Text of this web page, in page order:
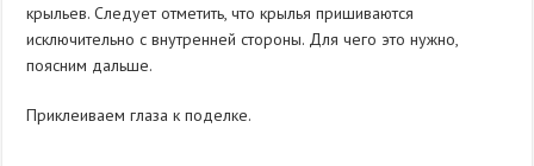
крыльев. Следует отметить, что крылья пришиваются
исключительно с внутренней стороны. Для чего это нужно,
поясним дальше.
Приклеиваем глаза к поделке.